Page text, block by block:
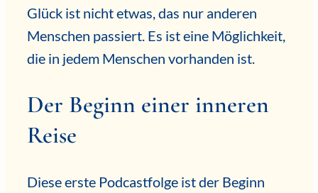
Glück ist nicht etwas, das nur anderen
Menschen passiert. Es ist eine Möglichkeit,
die in jedem Menschen vorhanden ist.
Der Beginn einer inneren
Reise
Diese erste Podcastfolge ist der Beginn